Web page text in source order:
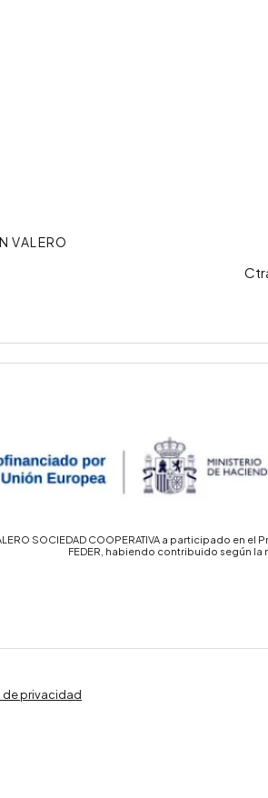
valores
VALERO
SOCIEDAD COOPERATIVA a participado
FEDER, habiendo contribuido según
de privacidad